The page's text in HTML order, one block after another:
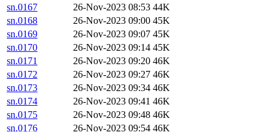
sn.0167
26-Nov-2023 08:53 44K
sn.0168
26-Nov-2023 09:00 45K
sn.0169
26-Nov-2023 09:07 45K
sn.0170
26-Nov-2023 09:14 45K
sn.0171
26-Nov-2023 09:20 46K
sn.0172
26-Nov-2023 09:27 46K
sn.0173
26-Nov-2023 09:34 46K
sn.0174
26-Nov-2023 09:41 46K
sn.0175
26-Nov-2023 09:48 46K
sn.0176
26-Nov-2023 09:54 46K